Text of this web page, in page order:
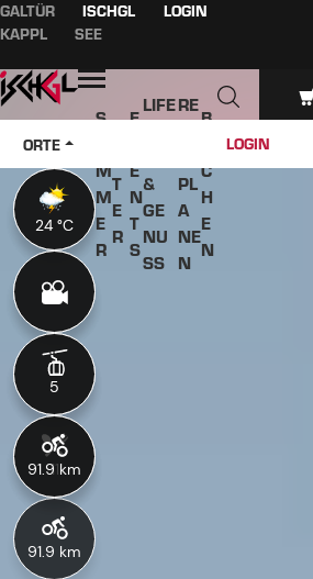
Hauptinhalt
Inhaltsverzeichnis
Hauptnavigation
Inhaltsverzeichnis
GALTÜR
ISCHGL
KAPPL
SEE
LOGIN
Öffnen
S
M
M
E
R
T
E
R
E
E
N
T
S
LIFE
&
GE
NU
SS
RE
PL
A
NE
N
B
C
H
E
N
ORTE LOGIN
24 °C
5
11
91.9 km
24 °C
5
91.9 km